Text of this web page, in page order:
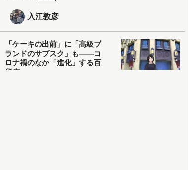
入江敦彦
「ケーキの出前」に「高級ブ
ランドのサブスク」も――コ
ロナ禍のなか「進化」する百
貨店